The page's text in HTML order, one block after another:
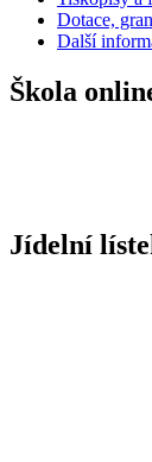
Dotace,
Další
Škola
Jídelní